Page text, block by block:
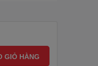
GIỎ HÀNG